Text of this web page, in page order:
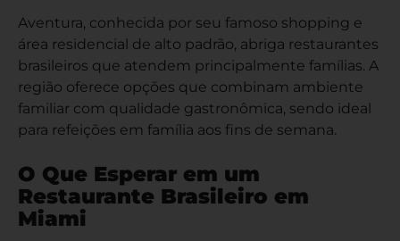
Aventura, conhecida por seu famoso shopping e
área residencial de alto padrão, abriga restaurantes
brasileiros que atendem principalmente famílias. A
região oferece opções que combinam ambiente
familiar com qualidade gastronômica, sendo ideal
para refeições em família aos fins de semana.
O Que Esperar em um
Restaurante Brasileiro em
Miami